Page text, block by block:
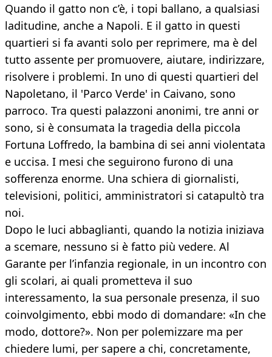
Quando il gatto non c’è, i topi ballano, a qualsiasi
laditudine, anche a Napoli. E il gatto in questi
quartieri si fa avanti solo per reprimere, ma è del
tutto assente per promuovere, aiutare, indirizzare,
risolvere i problemi. In uno di questi quartieri del
Napoletano, il 'Parco Verde' in Caivano, sono
parroco. Tra questi palazzoni anonimi, tre anni or
sono, si è consumata la tragedia della piccola
Fortuna Loffredo, la bambina di sei anni violentata
e uccisa. I mesi che seguirono furono di una
sofferenza enorme. Una schiera di giornalisti,
televisioni, politici, amministratori si catapultò tra
noi.
Dopo le luci abbaglianti, quando la notizia iniziava
a scemare, nessuno si è fatto più vedere. Al
Garante per l’infanzia regionale, in un incontro con
gli scolari, ai quali prometteva il suo
interessamento, la sua personale presenza, il suo
coinvolgimento, ebbi modo di domandare: «In che
modo, dottore?». Non per polemizzare ma per
chiedere lumi, per sapere a chi, concretamente,